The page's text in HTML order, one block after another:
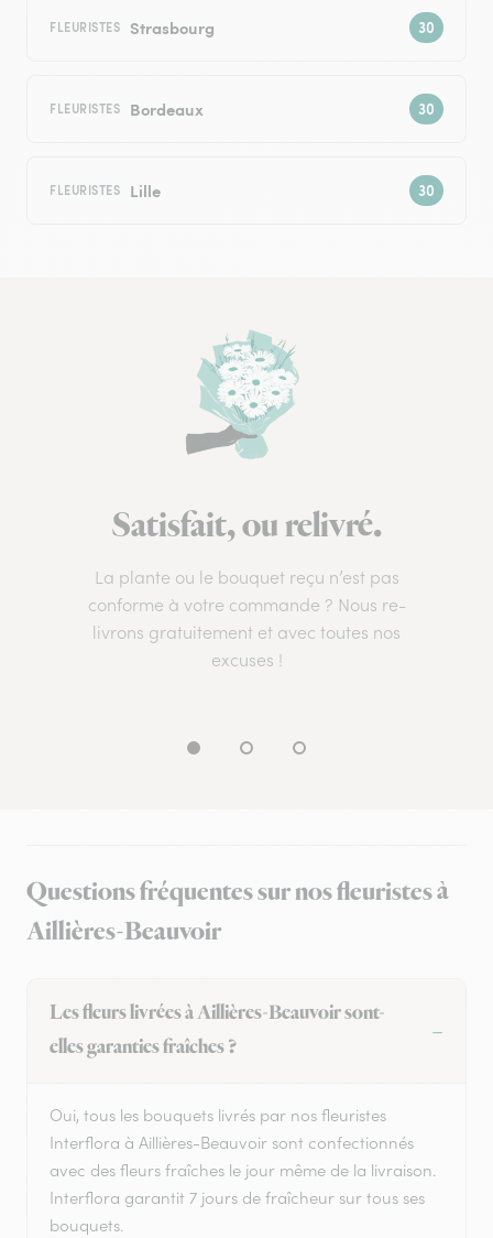
FLEURISTES Strasbourg
FLEURISTES Bordeaux
FLEURISTES Lille
Satisfait, ou relivré.
La plante ou le bouquet reçu n’est pas
conforme à votre commande ? Nous re-
livrons gratuitement et avec toutes nos
excuses !
Questions fréquentes sur nos fleuristes à
Aillières-Beauvoir
Les fleurs livrées à Aillières-Beauvoir sont-
elles garanties fraîches ?
Oui, tous les bouquets livrés par nos fleuristes
Interflora à Aillières-Beauvoir sont confectionnés
avec des fleurs fraîches le jour même de la livraison.
Interflora garantit 7 jours de fraîcheur sur tous ses
bouquets.